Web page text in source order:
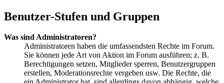
Benutzer-Stufen und Gruppen
Was sind Administratoren?
Administratoren haben die umfassendsten Rechte im Forum.
Sie können jede Art von Aktion im Forum ausführen; z. B.
Berechtigungen setzen, Mitglieder sperren, Benutzergruppen
erstellen, Moderationsrechte vergeben usw. Die Rechte, die